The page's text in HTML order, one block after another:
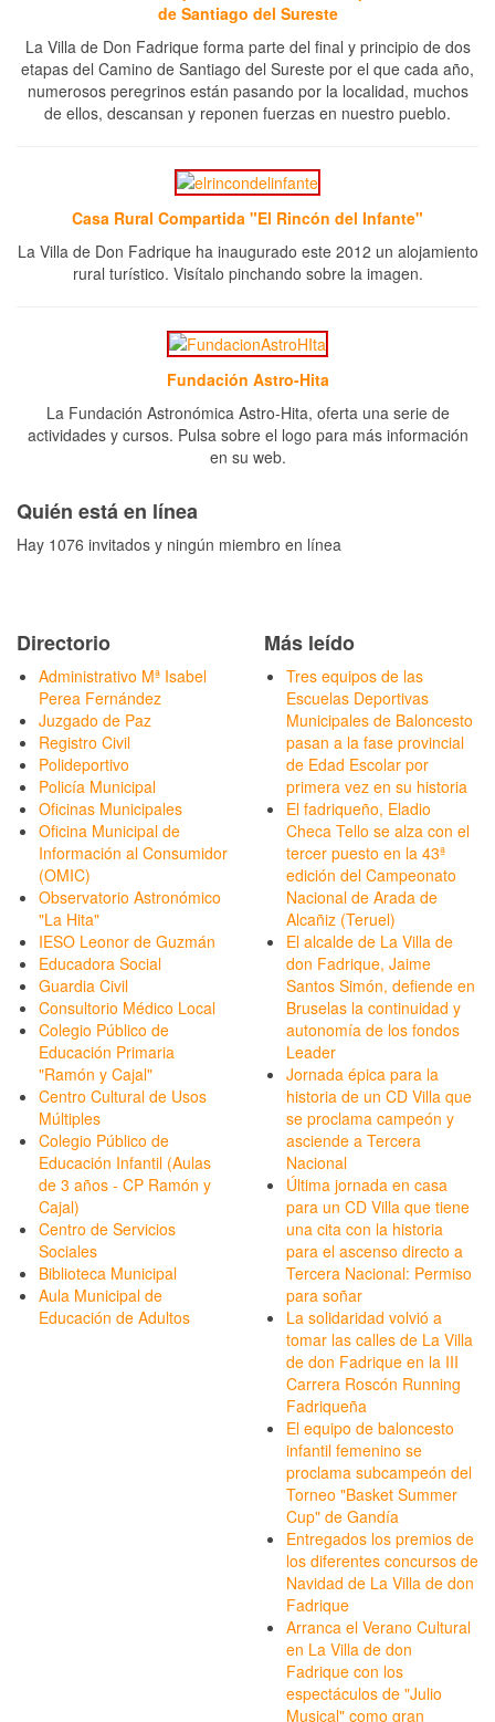
de Santiago del Sureste
La Villa de Don Fadrique forma parte del final y principio de dos
etapas del Camino de Santiago del Sureste por el que cada año,
numerosos peregrinos están pasando por la localidad, muchos
de ellos, descansan y reponen fuerzas en nuestro pueblo.
Casa Rural Compartida "El Rincón del Infante"
La Villa de Don Fadrique ha inaugurado este 2012 un alojamiento
rural turístico. Visítalo pinchando sobre la imagen.
Fundación Astro-Hita
La Fundación Astronómica Astro-Hita, oferta una serie de
actividades y cursos. Pulsa sobre el logo para más información
en su web.
Quién está en línea
Hay 1076 invitados y ningún miembro en línea
Directorio
Administrativo Mª Isabel
Perea Fernández
Juzgado de Paz
Registro Civil
Polideportivo
Policía Municipal
Oficinas Municipales
Oficina Municipal de
Información al Consumidor
(OMIC)
Observatorio Astronómico
"La Hita"
IESO Leonor de Guzmán
Educadora Social
Guardia Civil
Consultorio Médico Local
Colegio Público de
Educación Primaria
"Ramón y Cajal"
Centro Cultural de Usos
Múltiples
Colegio Público de
Educación Infantil (Aulas
de 3 años - CP Ramón y
Cajal)
Centro de Servicios
Sociales
Biblioteca Municipal
Aula Municipal de
Educación de Adultos
Más leído
Tres equipos de las
Escuelas Deportivas
Municipales de Baloncesto
pasan a la fase provincial
de Edad Escolar por
primera vez en su historia
El fadriqueño, Eladio
Checa Tello se alza con el
tercer puesto en la 43ª
edición del Campeonato
Nacional de Arada de
Alcañiz (Teruel)
El alcalde de La Villa de
don Fadrique, Jaime
Santos Simón, defiende en
Bruselas la continuidad y
autonomía de los fondos
Leader
Jornada épica para la
historia de un CD Villa que
se proclama campeón y
asciende a Tercera
Nacional
Última jornada en casa
para un CD Villa que tiene
una cita con la historia
para el ascenso directo a
Tercera Nacional: Permiso
para soñar
La solidaridad volvió a
tomar las calles de La Villa
de don Fadrique en la III
Carrera Roscón Running
Fadriqueña
El equipo de baloncesto
infantil femenino se
proclama subcampeón del
Torneo "Basket Summer
Cup" de Gandía
Entregados los premios de
los diferentes concursos de
Navidad de La Villa de don
Fadrique
Arranca el Verano Cultural
en La Villa de don
Fadrique con los
espectáculos de "Julio
Musical" como gran